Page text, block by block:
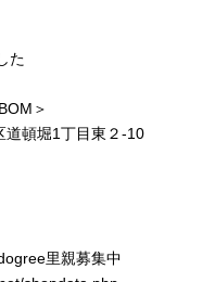
た
＞
道頓堀1丁目東２-10
里親募集中